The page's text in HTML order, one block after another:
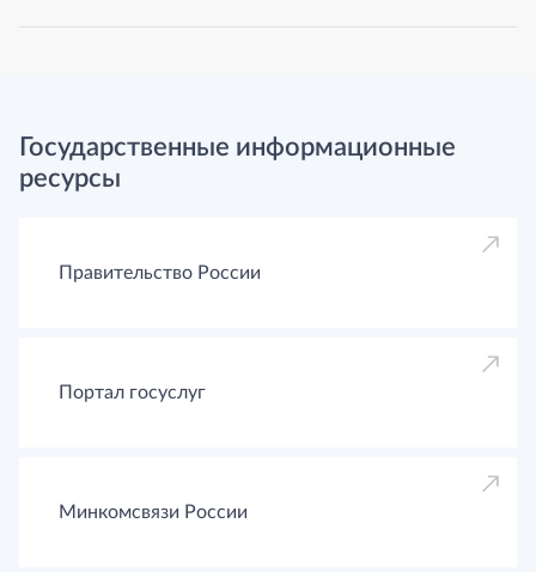
Государственные информационные
ресурсы
Правительство России
Портал госуслуг
Минкомсвязи России